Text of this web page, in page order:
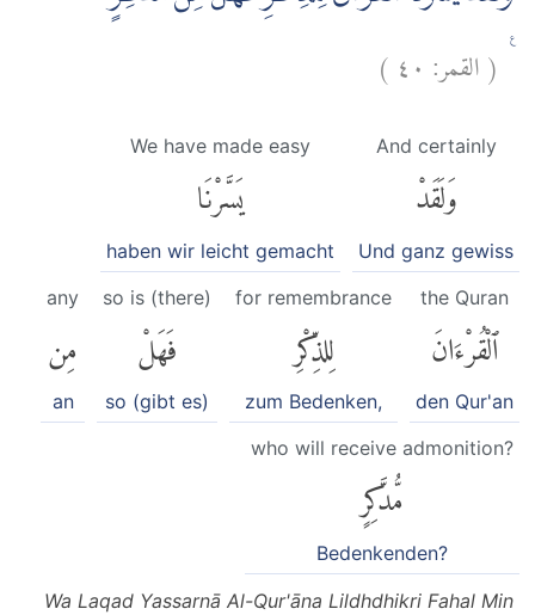
(القمر: ٤٠)
And certainly
وَلَقَدْ
Und ganz gewiss
We have made easy
يَسَّرْنَا
haben wir leicht gemacht
the Quran
ٱلْقُرْءَانَ
den Qur'an
for remembrance
لِلذِّكْرِ
zum Bedenken,
so is (there)
فَهَلْ
so (gibt es)
any
مِن
an
who will receive admonition?
مُّدَّكِرٍ
Bedenkenden?
Wa Laqad Yassarnā Al-Qur'āna Lildhdhikri Fahal Min